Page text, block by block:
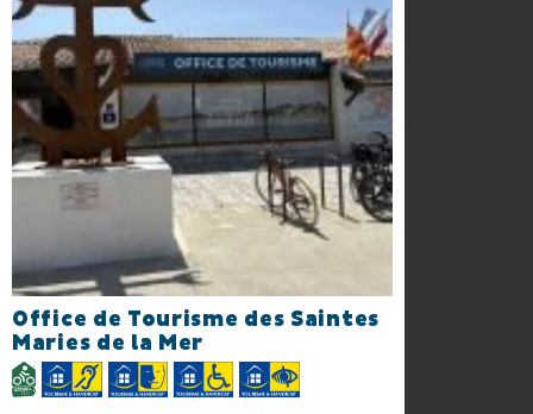
Office de Tourisme des Saintes
Maries de la Mer